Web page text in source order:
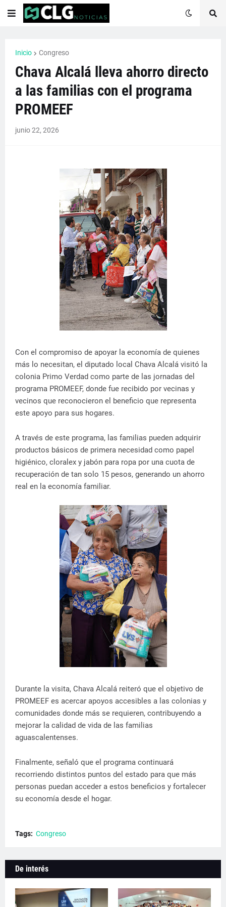
Inicio Congreso
Chava Alcalá lleva ahorro directo
a las familias con el programa
PROMEEF
junio 22, 2026
Con el compromiso de apoyar la economía de quienes
más lo necesitan, el diputado local Chava Alcalá visitó la
colonia Primo Verdad como parte de las jornadas del
programa PROMEEF, donde fue recibido por vecinas y
vecinos que reconocieron el beneficio que representa
este apoyo para sus hogares.
A través de este programa, las familias pueden adquirir
productos básicos de primera necesidad como papel
higiénico, cloralex y jabón para ropa por una cuota de
recuperación de tan solo 15 pesos, generando un ahorro
real en la economía familiar.
Durante la visita, Chava Alcalá reiteró que el objetivo de
PROMEEF es acercar apoyos accesibles a las colonias y
comunidades donde más se requieren, contribuyendo a
mejorar la calidad de vida de las familias
aguascalentenses.
Finalmente, señaló que el programa continuará
recorriendo distintos puntos del estado para que más
personas puedan acceder a estos beneficios y fortalecer
su economía desde el hogar.
Tags: Congreso
De interés